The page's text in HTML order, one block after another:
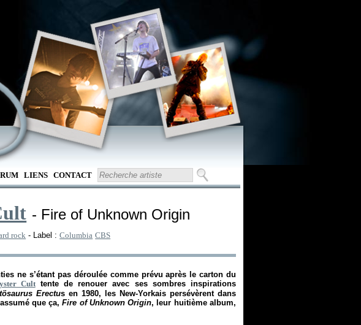
LIENS CONTACT
- Fire of Unknown Origin
rock - Label :Columbia CBS
ne s’étant pas déroulée comme prévu après le carton du
Culttente de renouer avec ses sombres inspirations
Erectus en 1980, les New-Yorkais persévèrent dans
que ça,Fire of Unknown Origin, leur huitième album,